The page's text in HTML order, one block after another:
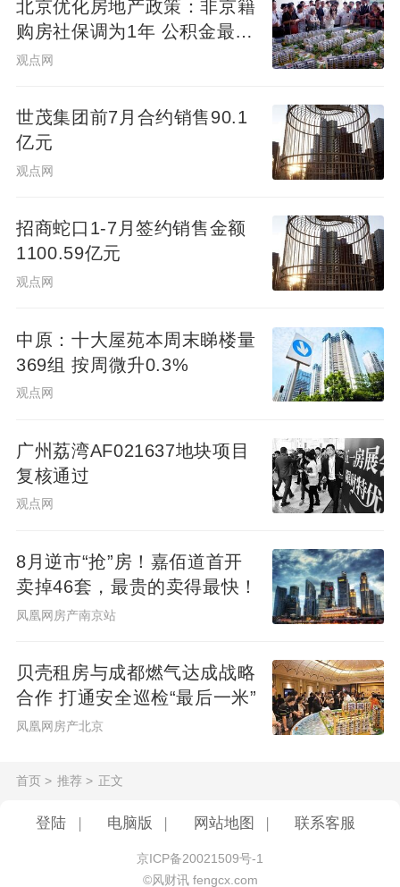
北京优化房地产政策：非京籍
购房社保调为1年 公积金最高
可贷340万元
观点网
世茂集团前7月合约销售90.1
亿元
观点网
招商蛇口1-7月签约销售金额
1100.59亿元
观点网
中原：十大屋苑本周末睇楼量
369组 按周微升0.3%
观点网
广州荔湾AF021637地块项目
复核通过
观点网
8月逆市“抢”房！嘉佰道首开
卖掉46套，最贵的卖得最快！
凤凰网房产南京站
贝壳租房与成都燃气达成战略
合作 打通安全巡检“最后一米”
凤凰网房产北京
首页 > 推荐 > 正文
登陆 电脑版 网站地图 联系客服
京ICP备20021509号-1
©风财讯 fengcx.com